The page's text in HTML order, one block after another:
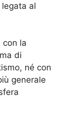
al
con la
di
né con
generale